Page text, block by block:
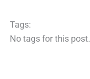
Tags:
No tags for this post.